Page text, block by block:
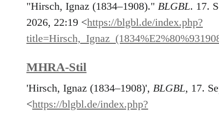
"Hirsch, Ignaz (1834–1908)." BLGBL. 17.
2026, 22:19 <https://blgbl.de/index.php?
MHRA-Stil
'Hirsch, Ignaz (1834–1908)', BLGBL, 17.
<https://blgbl.de/index.php?